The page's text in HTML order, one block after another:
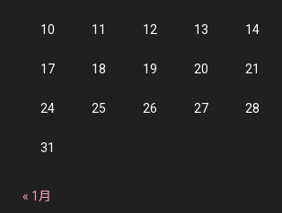
10 11 12 13 14
17 18 19 20 21
24 25 26 27 28
31
« 1月